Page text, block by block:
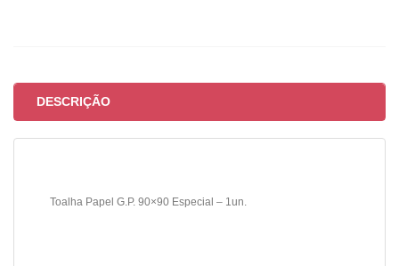
DESCRIÇÃO
Toalha Papel G.P. 90×90 Especial – 1un.